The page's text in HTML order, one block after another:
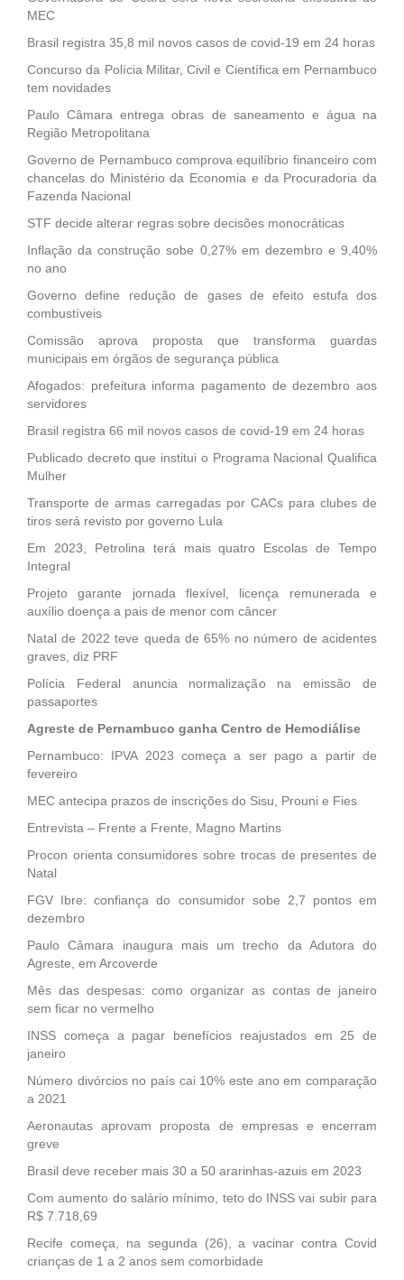
MEC
Brasil registra 35,8 mil novos casos de covid-19 em 24 horas
Concurso da Polícia Militar, Civil e Científica em Pernambuco
tem novidades
Paulo Câmara entrega obras de saneamento e água na
Região Metropolitana
Governo de Pernambuco comprova equilíbrio financeiro com
chancelas do Ministério da Economia e da Procuradoria da
Fazenda Nacional
STF decide alterar regras sobre decisões monocráticas
Inflação da construção sobe 0,27% em dezembro e 9,40%
no ano
Governo define redução de gases de efeito estufa dos
combustíveis
Comissão aprova proposta que transforma guardas
municipais em órgãos de segurança pública
Afogados: prefeitura informa pagamento de dezembro aos
servidores
Brasil registra 66 mil novos casos de covid-19 em 24 horas
Publicado decreto que institui o Programa Nacional Qualifica
Mulher
Transporte de armas carregadas por CACs para clubes de
tiros será revisto por governo Lula
Em 2023, Petrolina terá mais quatro Escolas de Tempo
Integral
Projeto garante jornada flexível, licença remunerada e
auxílio doença a pais de menor com câncer
Natal de 2022 teve queda de 65% no número de acidentes
graves, diz PRF
Polícia Federal anuncia normalização na emissão de
passaportes
Agreste de Pernambuco ganha Centro de Hemodiálise
Pernambuco: IPVA 2023 começa a ser pago a partir de
fevereiro
MEC antecipa prazos de inscrições do Sisu, Prouni e Fies
Entrevista – Frente a Frente, Magno Martins
Procon orienta consumidores sobre trocas de presentes de
Natal
FGV Ibre: confiança do consumidor sobe 2,7 pontos em
dezembro
Paulo Câmara inaugura mais um trecho da Adutora do
Agreste, em Arcoverde
Mês das despesas: como organizar as contas de janeiro
sem ficar no vermelho
INSS começa a pagar benefícios reajustados em 25 de
janeiro
Número divórcios no país cai 10% este ano em comparação
a 2021
Aeronautas aprovam proposta de empresas e encerram
greve
Brasil deve receber mais 30 a 50 ararinhas-azuis em 2023
Com aumento do salário mínimo, teto do INSS vai subir para
R$ 7.718,69
Recife começa, na segunda (26), a vacinar contra Covid
crianças de 1 a 2 anos sem comorbidade